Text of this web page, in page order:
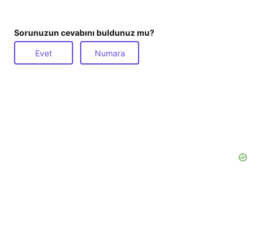
Sorunuzun cevabını buldunuz mu?
Evet Numara